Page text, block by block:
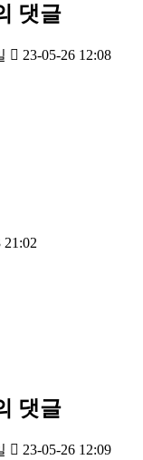
댓글
23-05-26 12:08
21:02
댓글
23-05-26 12:09